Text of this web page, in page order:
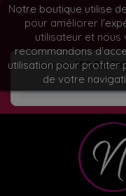
Bienvenue sur notre
Ajoutez150,00
Notre boutique utilise
pour améliorer
utilisateur et nous
recommandons
utilisation pour profiter
de votre